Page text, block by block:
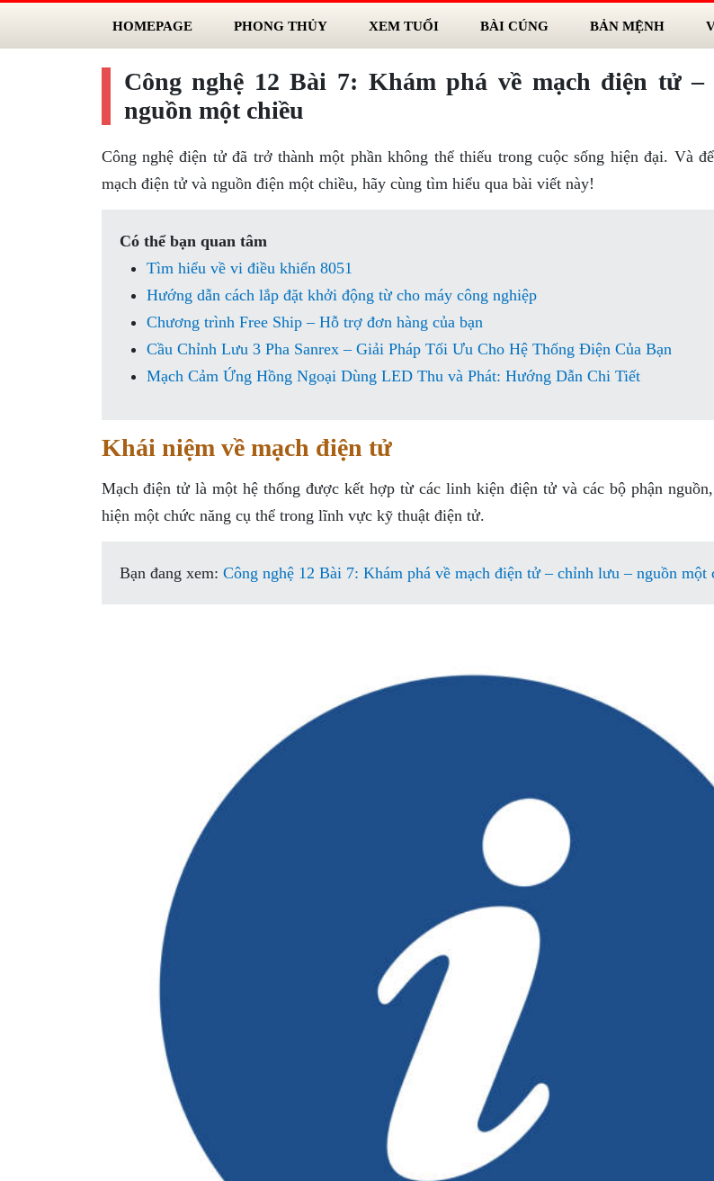
HOMEPAGE PHONG THỦY XEM TUỔI BÀI CÚNG BẢN MỆNH
Công nghệ 12 Bài 7: Khám phá về mạch điện tử
nguồn một chiều
Công nghệ điện tử đã trở thành một phần không thể thiếu trong cuộc sống hiện đại. Và
mạch điện tử và nguồn điện một chiều, hãy cùng tìm hiểu qua bài viết này!
Có thể bạn quan tâm
Tìm hiểu về vi điều khiển 8051
Hướng dẫn cách lắp đặt khởi động từ cho máy công nghiệp
Chương trình Free Ship – Hỗ trợ đơn hàng của bạn
Cầu Chỉnh Lưu 3 Pha Sanrex – Giải Pháp Tối Ưu Cho Hệ Thống Điện Của Bạn
Mạch Cảm Ứng Hồng Ngoại Dùng LED Thu và Phát: Hướng Dẫn Chi Tiết
Khái niệm về mạch điện tử
Mạch điện tử là một hệ thống được kết hợp từ các linh kiện điện tử và các bộ phận
hiện một chức năng cụ thể trong lĩnh vực kỹ thuật điện tử.
Bạn đang xem: Công nghệ 12 Bài 7: Khám phá về mạch điện tử – chỉnh lưu – nguồn một